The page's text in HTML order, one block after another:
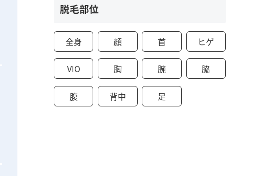
脱毛部位
全身 顔 首 ヒゲ
VIO 胸 腕 脇
腹 背中 足